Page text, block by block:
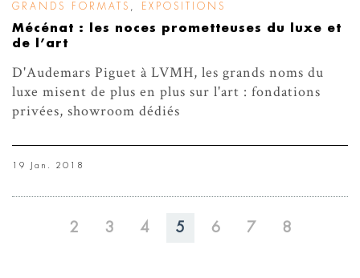
GRANDS FORMATS EXPOSITIONS
Mécénat : les noces prometteuses du luxe et
de l’art
D'Audemars Piguet à LVMH, les grands noms du
luxe misent de plus en plus sur l'art : fondations
privées, showroom dédiés
19 Jan. 2018
2 3 4 5 6 7 8